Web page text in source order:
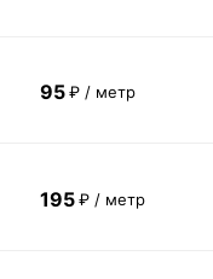
95 ₽ / метр
195 ₽ / метр